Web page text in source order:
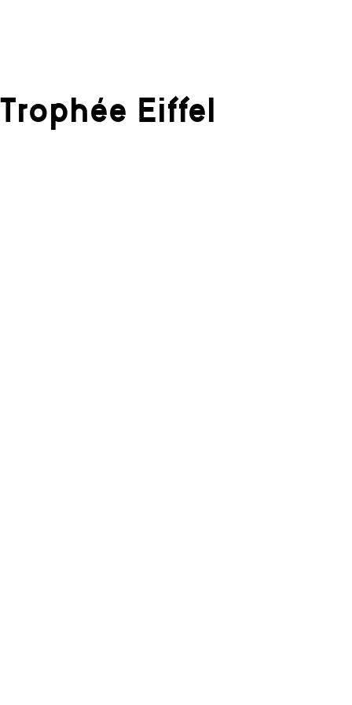
Trophée Eiffel